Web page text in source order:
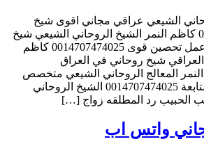
الشيعي عراقي مجاني اقوى شيخ
روحانى 0014707474025 كاظم النمر الشيخ الروحاني الشيعي شيخ
روحاني عراقي مجاني عمل تحصين قوى 0014707474025 كاظم
العراقي شيخ روحاني في العراق
كاظم النمر المعالج الروحاني الشيعي متخصص
لعلاج السحر والمس والتابعة 0014707474025 الشيخ الروحاني
الحبيب رد المطلقه زواج […]
واتس اب